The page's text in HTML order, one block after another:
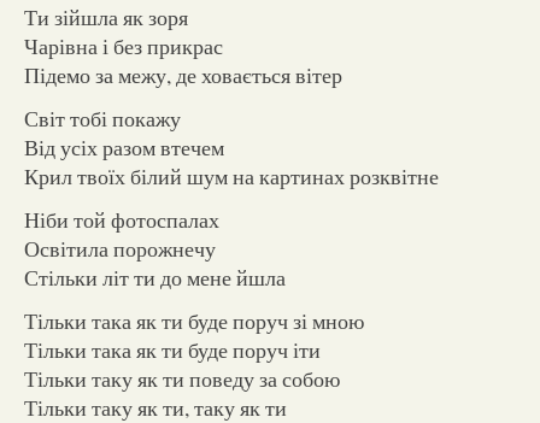
Ти зійшла як зоря
Чарівна і без прикрас
Підемо за межу, де ховається вітер
Світ тобі покажу
Від усіх разом втечем
Крил твоїх білий шум на картинах розквітне
Ніби той фотоспалах
Освітила порожнечу
Стільки літ ти до мене йшла
Тільки така як ти буде поруч зі мною
Тільки така як ти буде поруч іти
Тільки таку як ти поведу за собою
Тільки таку як ти, таку як ти